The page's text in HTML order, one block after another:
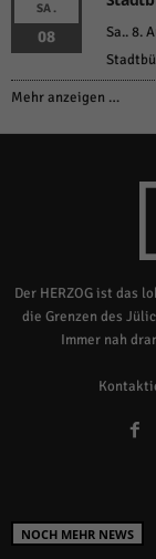
SA.
08 Sa.. 8.
Mehr anzeigen …
Der HERZOG ist das
die Grenzen des
Immer nah
NOCH MEHR NEWS